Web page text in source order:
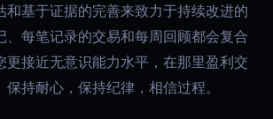
和基于证据的完善来致力于持续改进的
、每笔记录的交易和每周回顾都会复合
更接近无意识能力水平，在那里盈利交
持耐心，保持纪律，相信过程。